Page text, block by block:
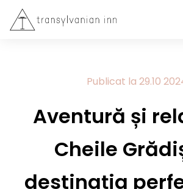
Publicat la 29.10
Aventură și
Cheile
destinația